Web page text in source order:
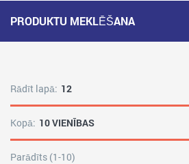
PRODUKTU MEKLĒŠANA
Rādīt lapā: 12
Kopā: 10 VIENĪBAS
Parādīts (1-10)